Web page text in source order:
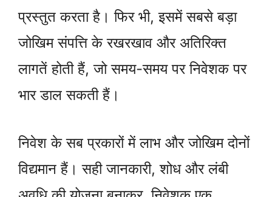
प्रस्तुत करता है। फिर भी, इसमें सबसे बड़ा
जोखिम संपत्ति के रखरखाव और अतिरिक्त
लागतें होती हैं, जो समय-समय पर निवेशक पर
भार डाल सकती हैं।
निवेश के सब प्रकारों में लाभ और जोखिम दोनों
विद्यमान हैं। सही जानकारी, शोध और लंबी